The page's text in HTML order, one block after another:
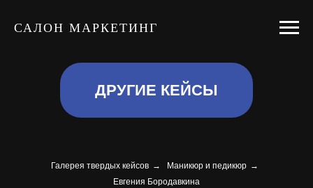
САЛОН МАРКЕТИНГ
ДРУГИЕ КЕЙСЫ
Галерея твердых кейсов → Маникюр и педикюр →
Евгения Бородавкина